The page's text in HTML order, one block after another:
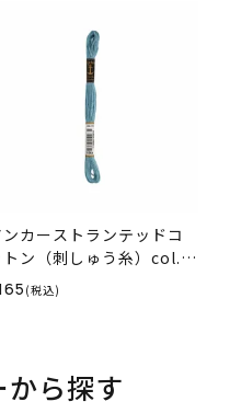
ンカーストランテッドコ
トン（刺しゅう糸）col.1
(税込)
から探す